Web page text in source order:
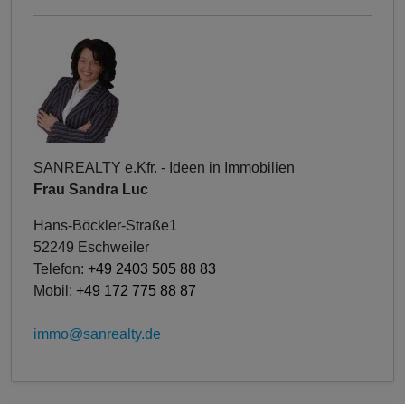
SANREALTY e.Kfr. - Ideen in Immobilien
Frau Sandra Luc
Hans-Böckler-Straße1
52249 Eschweiler
Telefon: +49 2403 505 88 83
Mobil: +49 172 775 88 87
immo@sanrealty.de